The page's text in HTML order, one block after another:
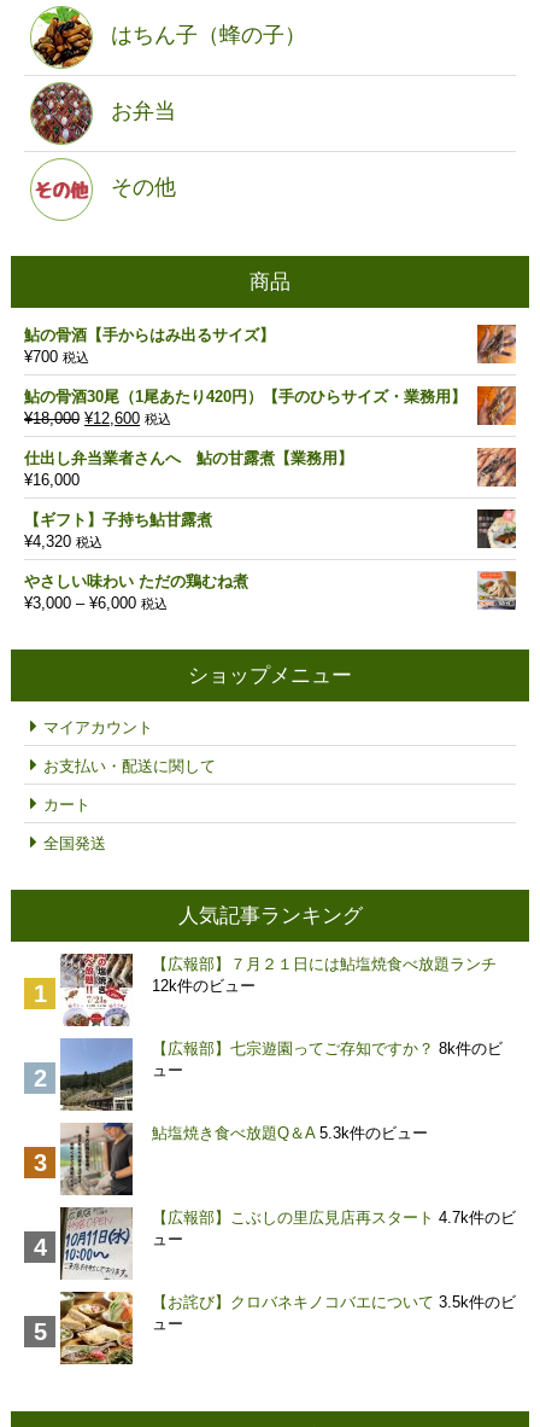
はちん子（蜂の子）
お弁当
その他
商品
鮎の骨酒【手からはみ出るサイズ】
¥700 税込
鮎の骨酒30尾（1尾あたり420円）【手のひらサイズ・業務用】
¥18,000 元
の
価
は
¥18,000
で
し
た。
¥12,600現
在
の
格
は
す。
税込
仕出し弁当業者さんへ 鮎の甘露煮【業務用】
¥16,000
【ギフト】子持ち鮎甘露煮
¥4,320 税込
やさしい味わい ただの鶏むね煮
¥3,000 – ¥6,000価税込
ショップメニュー
マイアカウント
お支払い・配送に関して
カート
全国発送
人気記事ランキング
【広報部】７月２１日には鮎塩焼食べ放題ランチ
12k件のビュー
【広報部】七宗遊園ってご存知ですか？ 8k件のビ
ュー
鮎塩焼き食べ放題Q＆A 5.3k件のビュー
【広報部】こぶしの里広見店再スタート 4.7k件のビ
ュー
【お詫び】クロバネキノコバエについて 3.5k件のビ
ュー